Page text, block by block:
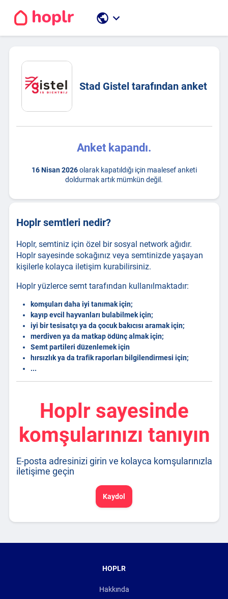
public keyboard_arrow_down
Stad Gistel tarafından anket
Anket kapandı.
16 Nisan 2026olarak kapatıldığı için maalesef anketi
doldurmak artık mümkün değil.
Hoplr semtleri nedir?
Hoplr, semtiniz için özel bir sosyal network ağıdır.
Hoplr sayesinde sokağınız veya semtinizde yaşayan
kişilerle kolayca iletişim kurabilirsiniz.
Hoplr yüzlerce semt tarafından kullanılmaktadır:
komşuları daha iyi tanımak için;
kayıp evcil hayvanları bulabilmek için;
iyi bir tesisatçı ya da çocuk bakıcısı aramak için;
merdiven ya da matkap ödünç almak için;
Semt partileri düzenlemek için
hırsızlık ya da trafik raporları bilgilendirmesi için;
...
Hoplr sayesinde
komşularınızı tanıyın
E-posta adresinizi girin ve kolayca komşularınızla
iletişime geçin
Kaydol
HOPLR
Hakkında